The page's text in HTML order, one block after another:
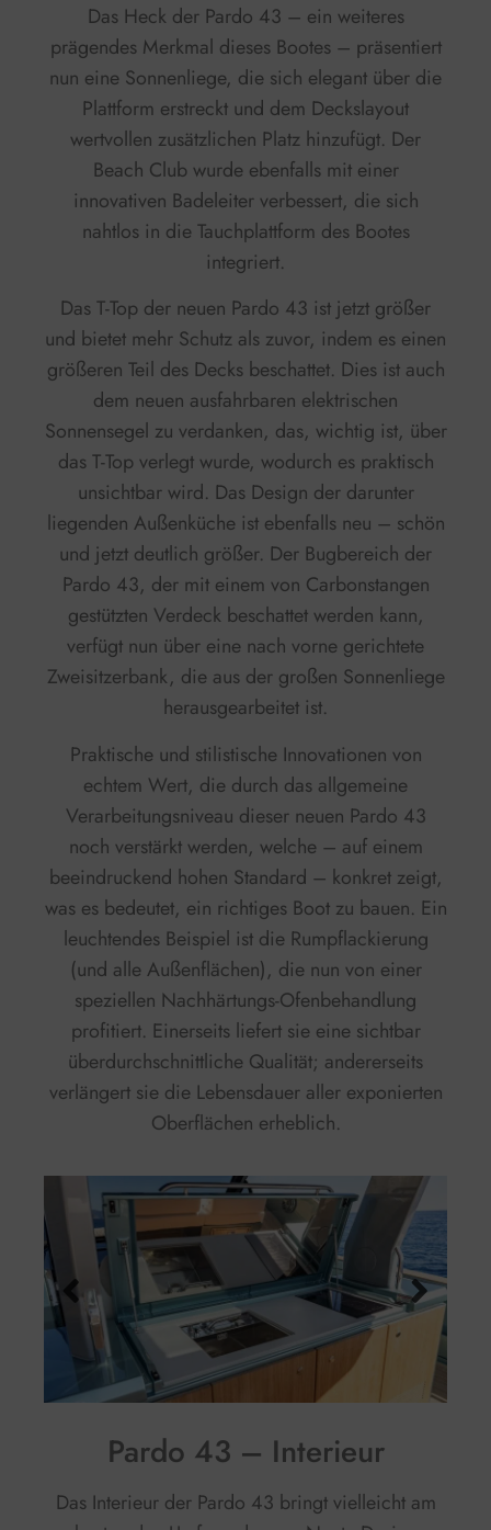
Das Heck der Pardo 43 – ein weiteres
prägendes Merkmal dieses Bootes – präsentiert
nun eine Sonnenliege, die sich elegant über die
Plattform erstreckt und dem Deckslayout
wertvollen zusätzlichen Platz hinzufügt. Der
Beach Club wurde ebenfalls mit einer
innovativen Badeleiter verbessert, die sich
nahtlos in die Tauchplattform des Bootes
integriert.
Das T-Top der neuen Pardo 43 ist jetzt größer
und bietet mehr Schutz als zuvor, indem es einen
größeren Teil des Decks beschattet. Dies ist auch
dem neuen ausfahrbaren elektrischen
Sonnensegel zu verdanken, das, wichtig ist, über
das T-Top verlegt wurde, wodurch es praktisch
unsichtbar wird. Das Design der darunter
liegenden Außenküche ist ebenfalls neu – schön
und jetzt deutlich größer. Der Bugbereich der
Pardo 43, der mit einem von Carbonstangen
gestützten Verdeck beschattet werden kann,
verfügt nun über eine nach vorne gerichtete
Zweisitzerbank, die aus der großen Sonnenliege
herausgearbeitet ist.
Praktische und stilistische Innovationen von
echtem Wert, die durch das allgemeine
Verarbeitungsniveau dieser neuen Pardo 43
noch verstärkt werden, welche – auf einem
beeindruckend hohen Standard – konkret zeigt,
was es bedeutet, ein richtiges Boot zu bauen. Ein
leuchtendes Beispiel ist die Rumpflackierung
(und alle Außenflächen), die nun von einer
speziellen Nachhärtungs-Ofenbehandlung
profitiert. Einerseits liefert sie eine sichtbar
überdurchschnittliche Qualität; andererseits
verlängert sie die Lebensdauer aller exponierten
Oberflächen erheblich.
Pardo 43 – Interieur
Das Interieur der Pardo 43 bringt vielleicht am